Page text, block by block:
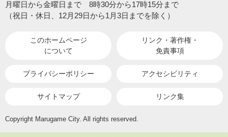
月曜日から金曜日まで 8時30分から17時15分まで
（祝日・休日、12月29日から1月3日までを除く）
このホームページ
について
リンク・著作権・
免責事項
プライバシーポリシー アクセシビリティ
サイトマップ リンク集
Copyright Marugame City. All rights reserved.